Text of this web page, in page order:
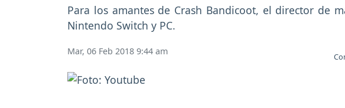
Para los amantes de Crash Bandicoot, el director de
Nintendo Switch y PC.
Mar, 06 Feb 2018 9:44 am